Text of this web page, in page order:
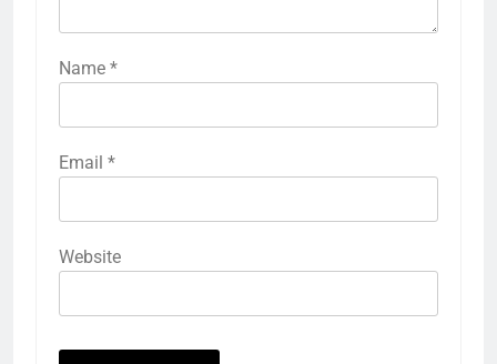
Name *
Email *
Website